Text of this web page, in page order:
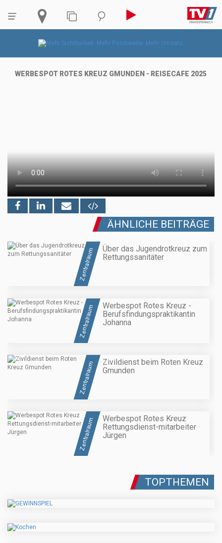
WERBESPOT ROTES KREUZ GMUNDEN - REISECAFE 2025
ÄHNLICHE BEITRÄGE
Zentralraum
Über das Jugendrotkreuz zum
Rettungssanitäter
Zentralraum
Werbespot Rotes Kreuz -
Berufsfindungspraktikantin
Johanna
Zentralraum
Zivildienst beim Roten Kreuz
Gmunden
Zentralraum
Werbespot Rotes Kreuz
Rettungsdienst-mitarbeiter
Jürgen
TOPTHEMEN